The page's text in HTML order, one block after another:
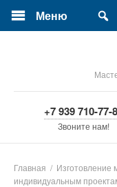
Меню
+7 939 710-77-
Звоните нам!
Главная / Изготовление
индивидуальным